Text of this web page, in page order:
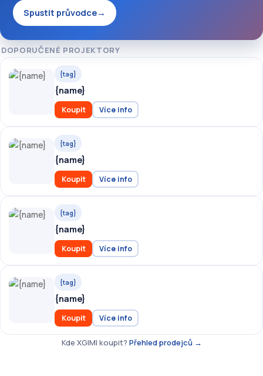
Spustit průvodce→
DOPORUČENÉ PROJEKTORY
{tag}
{name}
Koupit Více info
{tag}
{name}
Koupit Více info
{tag}
{name}
Koupit Více info
{tag}
{name}
Koupit Více info
Kde XGIMI koupit? Přehled prodejců →